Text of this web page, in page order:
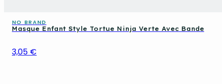
NO BRAND
Masque Enfant Style Tortue Ninja Verte Avec Bande
3,05 €